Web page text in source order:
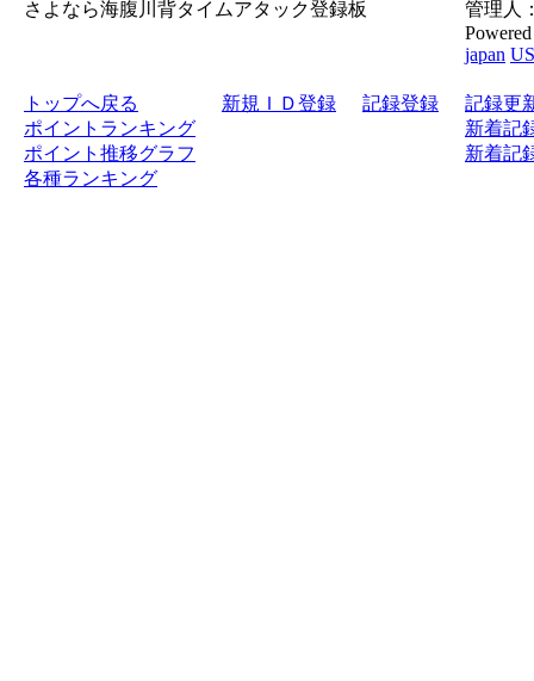
さよなら海腹川背タイムアタック登録板
管理人
japan
トップへ戻る
ポイントランキング
ポイント推移グラフ
各種ランキング
新規ＩＤ登録 記録登録
記録更
新着記
新着記